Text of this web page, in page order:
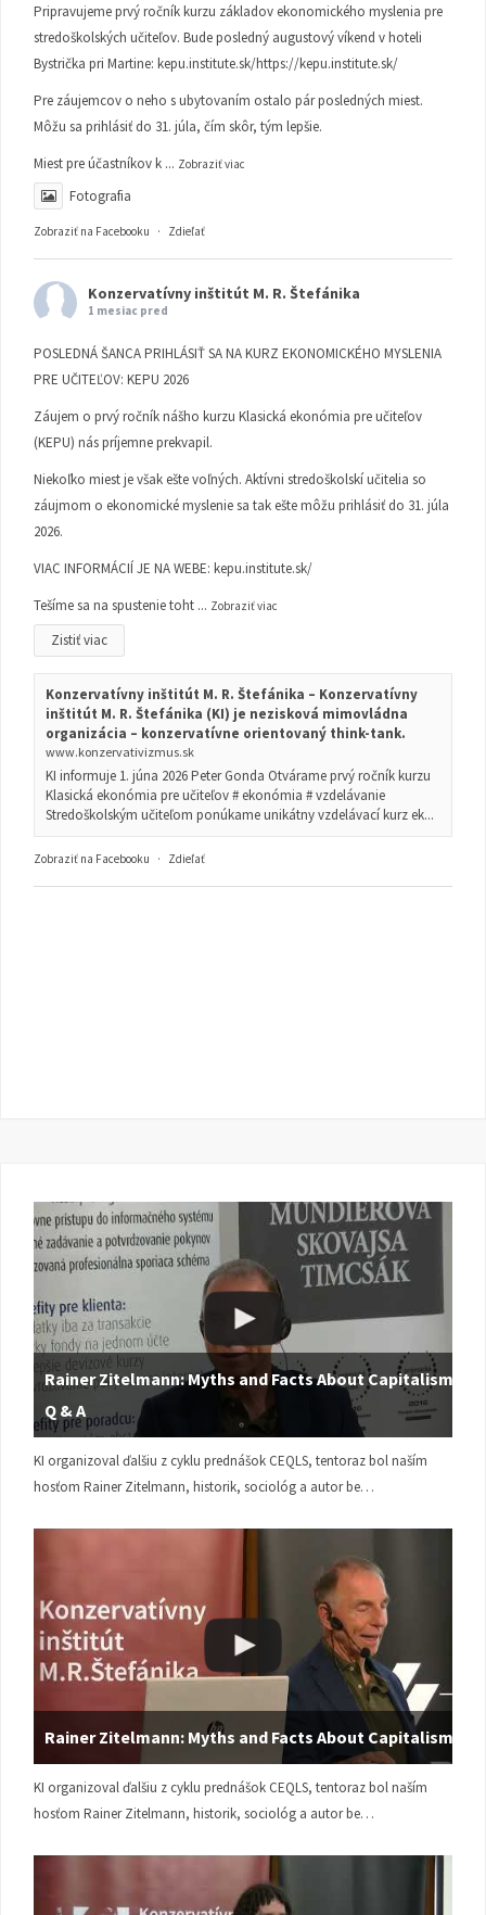
Pripravujeme prvý ročník kurzu základov ekonomického myslenia pre
stredoškolských učiteľov. Bude posledný augustový víkend v hoteli
Bystrička pri Martine: kepu.institute.sk/https://kepu.institute.sk/
Pre záujemcov o neho s ubytovaním ostalo pár posledných miest.
Môžu sa prihlásiť do 31. júla, čím skôr, tým lepšie.
Miest pre účastníkov k ... Zobraziť viac
Fotografia
Zobraziť na Facebooku · Zdieľať
Konzervatívny inštitút M. R. Štefánika
1 mesiac pred
POSLEDNÁ ŠANCA PRIHLÁSIŤ SA NA KURZ EKONOMICKÉHO MYSLENIA
PRE UČITEĽOV: KEPU 2026
Záujem o prvý ročník nášho kurzu Klasická ekonómia pre učiteľov
(KEPU) nás príjemne prekvapil.
Niekoľko miest je však ešte voľných. Aktívni stredoškolskí učitelia so
záujmom o ekonomické myslenie sa tak ešte môžu prihlásiť do 31. júla
2026.
VIAC INFORMÁCIÍ JE NA WEBE: kepu.institute.sk/
Tešíme sa na spustenie toht ... Zobraziť viac
Zistiť viac
Konzervatívny inštitút M. R. Štefánika – Konzervatívny
inštitút M. R. Štefánika (KI) je nezisková mimovládna
organizácia – konzervatívne orientovaný think-tank.
www.konzervativizmus.sk
KI informuje 1. júna 2026 Peter Gonda Otvárame prvý ročník kurzu
Klasická ekonómia pre učiteľov # ekonómia # vzdelávanie
Stredoškolským učiteľom ponúkame unikátny vzdelávací kurz ek...
Zobraziť na Facebooku · Zdieľať
Rainer Zitelmann: Myths and Facts About Capitalism |
Q & A
KI organizoval ďalšiu z cyklu prednášok CEQLS, tentoraz bol naším
hosťom Rainer Zitelmann, historik, sociológ a autor be…
Rainer Zitelmann: Myths and Facts About Capitalism
KI organizoval ďalšiu z cyklu prednášok CEQLS, tentoraz bol naším
hosťom Rainer Zitelmann, historik, sociológ a autor be…